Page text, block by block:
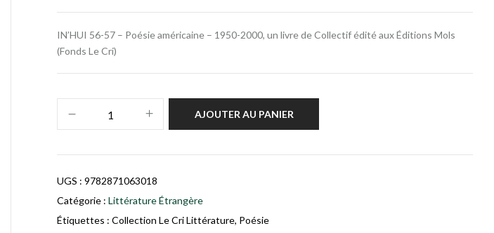
IN’HUI 56-57 – Poésie américaine – 1950-2000, un livre de Collectif édité aux Éditions Mols
(Fonds Le Cri)
AJOUTER AU PANIER
UGS : 9782871063018
Catégorie : Littérature Étrangère
Étiquettes : Collection Le Cri Littérature, Poésie